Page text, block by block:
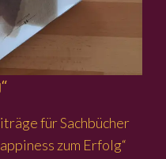
für Sachbücher
zum Erfolg“